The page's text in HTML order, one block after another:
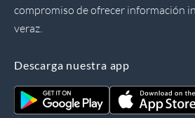
compromiso de ofrecer información
veraz.
Descarga nuestra app